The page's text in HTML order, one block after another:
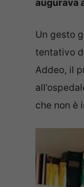
augurava
Un gesto
tentativo
Addeo, il
che non è